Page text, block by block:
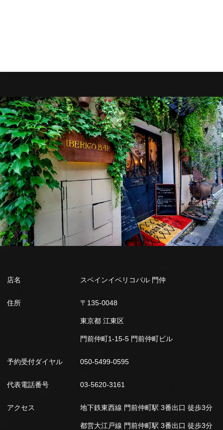
店名 スペインイベリコバル 門仲
住所 〒135-0048
東京都 江東区
門前仲町1-15-5 門前仲町ビル
予約受付ダイヤル 050-5499-0595
代表電話番号 03-5620-3161
アクセス 地下鉄東西線 門前仲町駅 3番出口 徒歩3分
都営大江戸線 門前仲町駅 3番出口 徒歩3分